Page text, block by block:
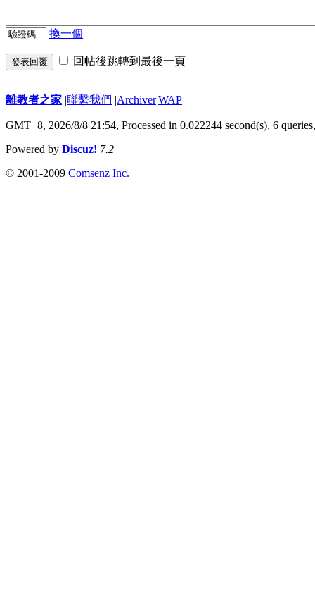
換一個
發表回覆 回帖後跳轉到最後一頁
離教者之家 |聯繫我們 |Archiver|WAP
GMT+8, 2026/8/8 21:54, Processed in 0.022244 second(s), 6
Powered by Discuz! 7.2
© 2001-2009 Comsenz Inc.